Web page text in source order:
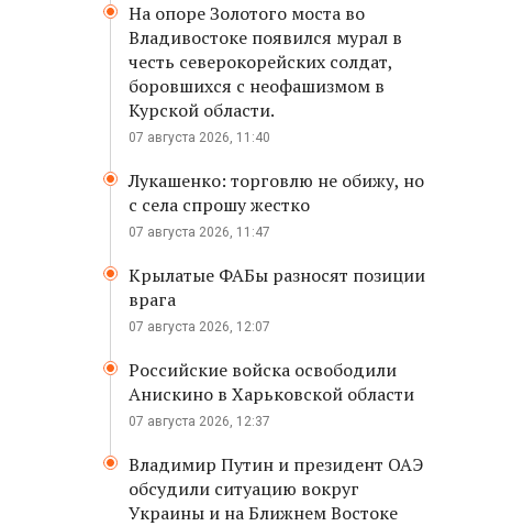
На опоре Золотого моста во
Владивостоке появился мурал в
честь северокорейских солдат,
боровшихся с неофашизмом в
Курской области.
07 августа 2026, 11:40
Лукашенко: торговлю не обижу, но
с села спрошу жестко
07 августа 2026, 11:47
Крылатые ФАБы разносят позиции
врага
07 августа 2026, 12:07
Российские войска освободили
Анискино в Харьковской области
07 августа 2026, 12:37
Владимир Путин и президент ОАЭ
обсудили ситуацию вокруг
Украины и на Ближнем Востоке